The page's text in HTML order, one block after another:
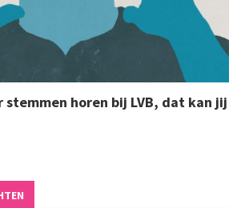
stemmen horen bij LVB, dat kan jij